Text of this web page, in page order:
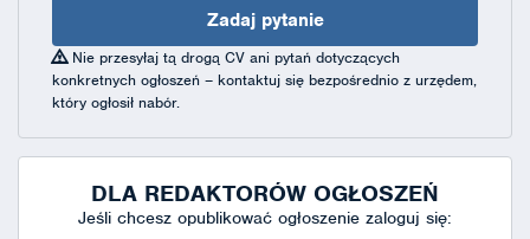
Zadaj pytanie
Nie przesyłaj tą drogą CV ani pytań dotyczących
konkretnych ogłoszeń – kontaktuj się bezpośrednio z urzędem,
który ogłosił nabór.
DLA REDAKTORÓW OGŁOSZEŃ
Jeśli chcesz opublikować ogłoszenie zaloguj się: